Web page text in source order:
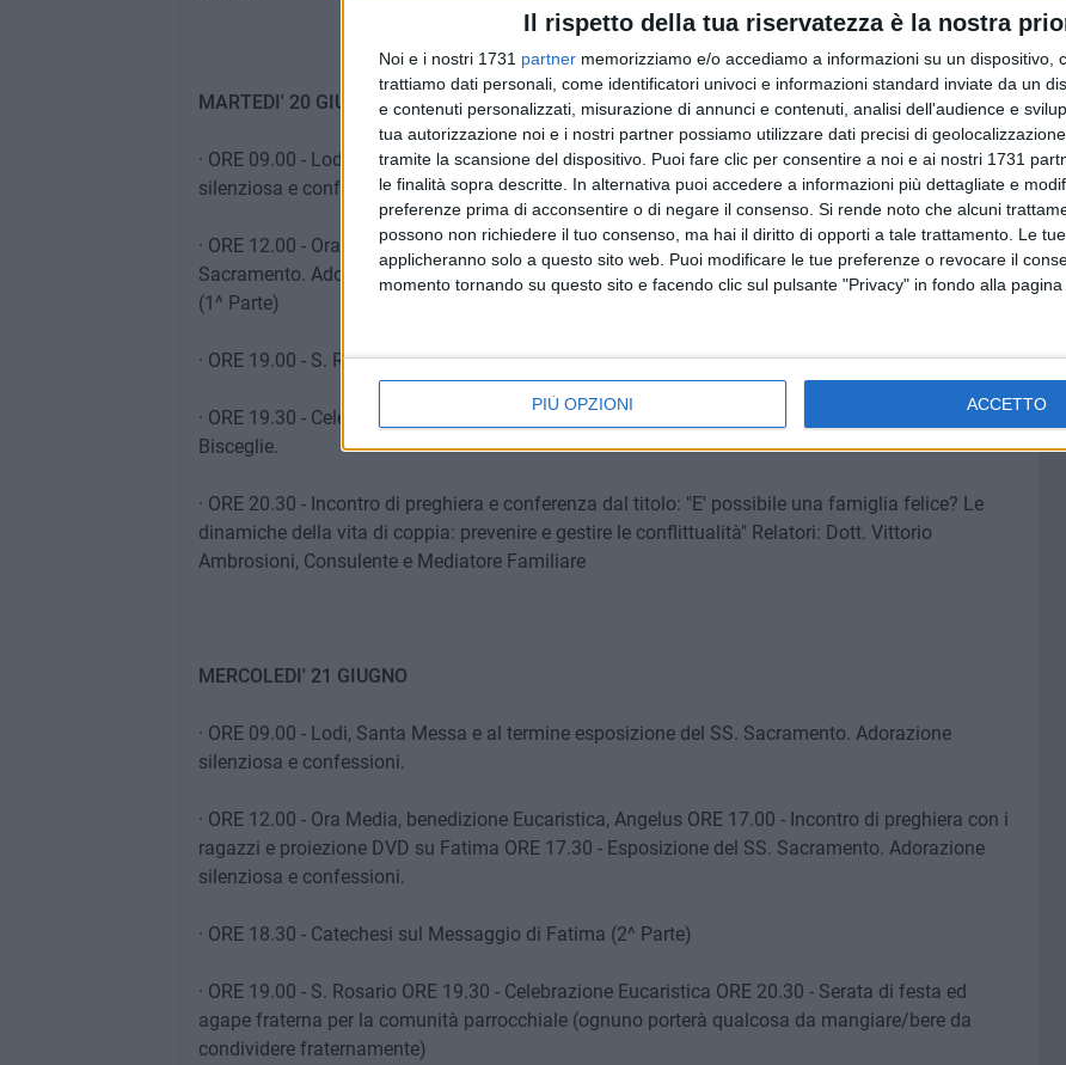
Il rispetto della tua riservatezza è la nostra
Noi e i nostri 1731 partner memorizziamo e/o accediamo a informazioni su un dispositivo,
trattiamo dati personali, come identificatori univoci e informazioni standard inviate da un
e contenuti personalizzati, misurazione di annunci e contenuti, analisi dell'audience e
tua autorizzazione noi e i nostri partner possiamo utilizzare dati precisi di
tramite la scansione del dispositivo. Puoi fare clic per consentire a noi e ai nostri 1731
le finalità sopra descritte. In alternativa puoi accedere a informazioni più dettagliate e
preferenze prima di acconsentire o di negare il consenso. Si rende noto che alcuni
possono non richiedere il tuo consenso, ma hai il diritto di opporti a tale trattamento. Le
applicheranno solo a questo sito web. Puoi modificare le tue preferenze o revocare il
momento tornando su questo sito e facendo clic sul pulsante "Privacy" in fondo alla pagina
PIÙ OPZIONI ACCETTO
MARTEDI' 20 GIUGNO
· ORE 09.00 - Lodi, Santa Messa e al termine esposizione del SS. Sacramento. Adorazione
silenziosa e confessioni.
· ORE 12.00 - Ora Media, benedizione Eucaristica, Angelus ORE 16.00 - Esposizione del SS.
Sacramento. Adorazione silenziosa e confessioni. ORE 18.30 - Catechesi sul Messaggio di Fatima
(1^ Parte)
· ORE 19.00 - S. Rosario
· ORE 19.30 - Celebrazione Eucaristica con la partecipazione delle Consacrate della Città di
Bisceglie.
· ORE 20.30 - Incontro di preghiera e conferenza dal titolo: "E' possibile una famiglia felice? Le
dinamiche della vita di coppia: prevenire e gestire le conflittualità" Relatori: Dott. Vittorio
Ambrosioni, Consulente e Mediatore Familiare
MERCOLEDI' 21 GIUGNO
· ORE 09.00 - Lodi, Santa Messa e al termine esposizione del SS. Sacramento. Adorazione
silenziosa e confessioni.
· ORE 12.00 - Ora Media, benedizione Eucaristica, Angelus ORE 17.00 - Incontro di preghiera con i
ragazzi e proiezione DVD su Fatima ORE 17.30 - Esposizione del SS. Sacramento. Adorazione
silenziosa e confessioni.
· ORE 18.30 - Catechesi sul Messaggio di Fatima (2^ Parte)
· ORE 19.00 - S. Rosario ORE 19.30 - Celebrazione Eucaristica ORE 20.30 - Serata di festa ed
agape fraterna per la comunità parrocchiale (ognuno porterà qualcosa da mangiare/bere da
condividere fraternamente)